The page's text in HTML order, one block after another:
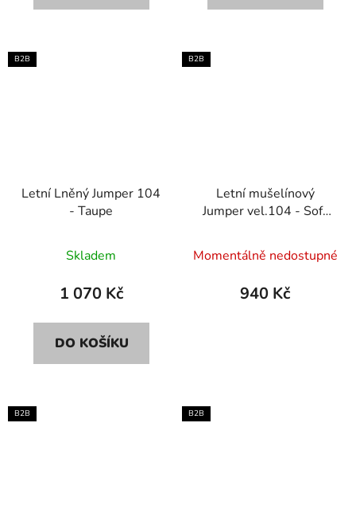
B2B
Letní Lněný Jumper 104
- Taupe
Skladem
1 070 Kč
DO KOŠÍKU
B2B
Letní mušelínový
Jumper vel.104 - Soft
Momentálně nedostupné
940 Kč
B2B B2B